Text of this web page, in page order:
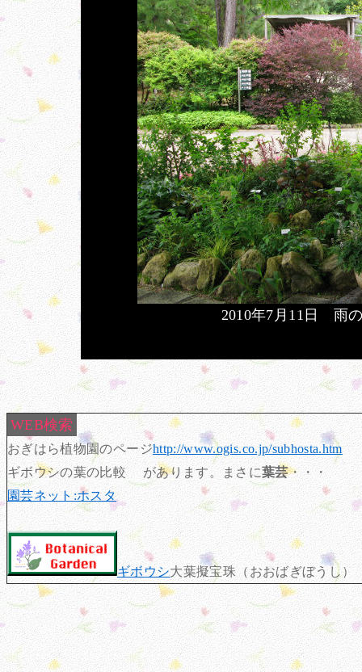
2010年7月11日 雨
WEB検索
おぎはら植物園のページhttp://www.ogis.co.jp/subhosta.htm
ギボウシの葉の比較 があります。まさに葉芸・・・
園芸ネット:ホスタ
ギボウシ大葉擬宝珠（おおばぎぼうし）